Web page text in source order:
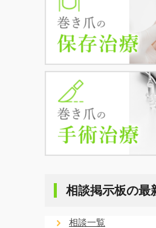
相談掲示板の最
相談一覧